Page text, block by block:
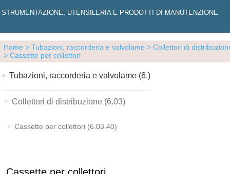
STRUMENTAZIONE, UTENSILERIA E PRODOTTI DI MANUTENZIONE
Home > Tubazioni, raccorderia e valvolame > Collettori di
> Cassette per collettori
Tubazioni, raccorderia e valvolame (6.)
Collettori di distribuzione (6.03)
Cassette per collettori (6.03.40)